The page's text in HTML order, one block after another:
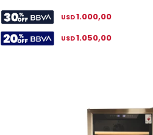
USD1.000,00
USD1.050,00